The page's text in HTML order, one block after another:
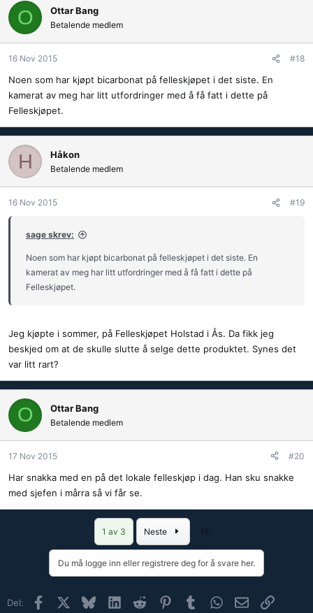
O Ottar Bang
Betalende medlem
16 Nov 2015 #18
Noen som har kjøpt bicarbonat på felleskjøpet i det siste. En
kamerat av meg har litt utfordringer med å få fatt i dette på
Felleskjøpet.
H Håkon
Betalende medlem
16 Nov 2015 #19
sage skrev:
Noen som har kjøpt bicarbonat på felleskjøpet i det siste. En
kamerat av meg har litt utfordringer med å få fatt i dette på
Felleskjøpet.
Jeg kjøpte i sommer, på Felleskjøpet Holstad i Ås. Da fikk jeg
beskjed om at de skulle slutte å selge dette produktet. Synes det
var litt rart?
O Ottar Bang
Betalende medlem
17 Nov 2015 #20
Har snakka med en på det lokale felleskjøp i dag. Han sku snakke
med sjefen i mårra så vi får se.
1 av 3 Neste
Du må logge inn eller registrere deg for å svare her.
Del: FacebookX (Twitter)
BlueskyLinkedInReddit PinterestTumblrWhatsApp
E-postLink